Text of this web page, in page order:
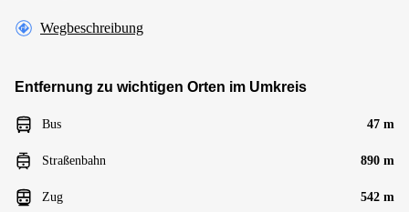
Wegbeschreibung
Entfernung zu wichtigen Orten im Umkreis
Bus 47 m
Straßenbahn 890 m
Zug 542 m